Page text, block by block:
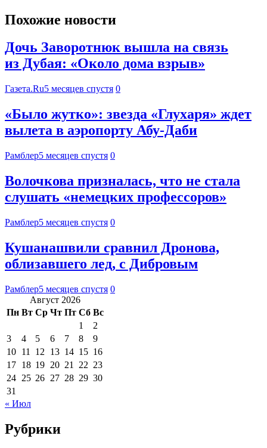
Похожие новости
Дочь Заворотнюк вышла на связь
из Дубая: «Около дома взрыв»
Газета.Ru5 месяцев спустя 0
«Было жутко»: звезда «Глухаря» ждет
вылета в аэропорту Абу-Даби
Рамблер5 месяцев спустя 0
Волочкова призналась, что не стала
слушать «немецких профессоров»
Рамблер5 месяцев спустя 0
Кушанашвили сравнил Дронова,
облизавшего лед, с Дибровым
Рамблер5 месяцев спустя 0
Август 2026
Пн Вт Ср Чт Пт Сб Вс
1
2
3
4 5 6 7 8
9
10 11 12 13 14 15 16
17 18 19 20 21 22 23
24 25 26 27 28 29 30
31
« Июл
Рубрики